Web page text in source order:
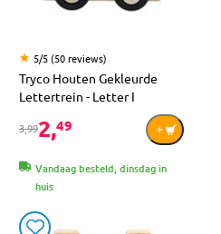
5/5 (50 reviews)
Tryco Houten Gekleurde
Lettertrein - Letter I
3,992,49
Vandaag besteld, dinsdag in
huis